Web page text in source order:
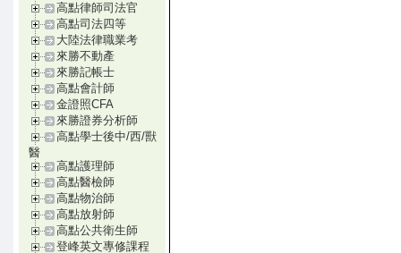
高點律師司法官
高點司法四等
大陸法律職業考
來勝不動產
來勝記帳士
高點會計師
金證照CFA
來勝證券分析師
高點學士後中/西/獸
醫
高點護理師
高點醫檢師
高點物治師
高點放射師
高點公共衛生師
登峰英文專修課程